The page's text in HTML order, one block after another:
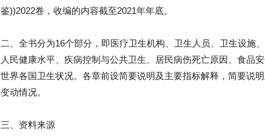
鉴))2022卷，收编的内容截至2021年年底。
二、全书分为16个部分，即医疗卫生机构、卫生人员、卫生设施
人民健康水平、疾病控制与公共卫生、居民病伤死亡原因、食品
世界各国卫生状况。各章前设简要说明及主要指标解释，简要说
变动情况。
三、资料来源